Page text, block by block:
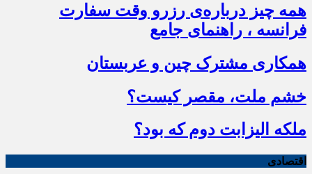
همه چیز درباره‌ی رزرو وقت سفارت
فرانسه ، راهنمای جامع
همکاری مشترک چین و عربستان
خشم ملت، مقصر کیست؟
ملکه الیزابت دوم که بود؟
اقتصادی